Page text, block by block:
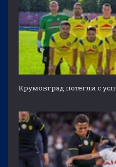
Крумовград потегли с